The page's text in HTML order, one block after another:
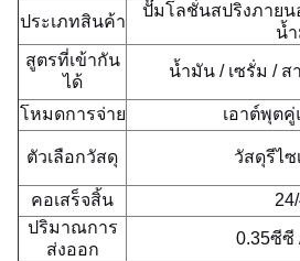
ประเภทสินค้า
ปั๊มโลชั่นสปริงภายน
น้
สูตรที่เข้ากัน
ได้
น้ำมัน / เซรั่ม /
โหมดการจ่าย เอาต์พุต
ตัวเลือกวัสดุ วัสดุรีไซ
คอเสร็จสิ้น
ปริมาณการ
ส่งออก
0.35ซีซี